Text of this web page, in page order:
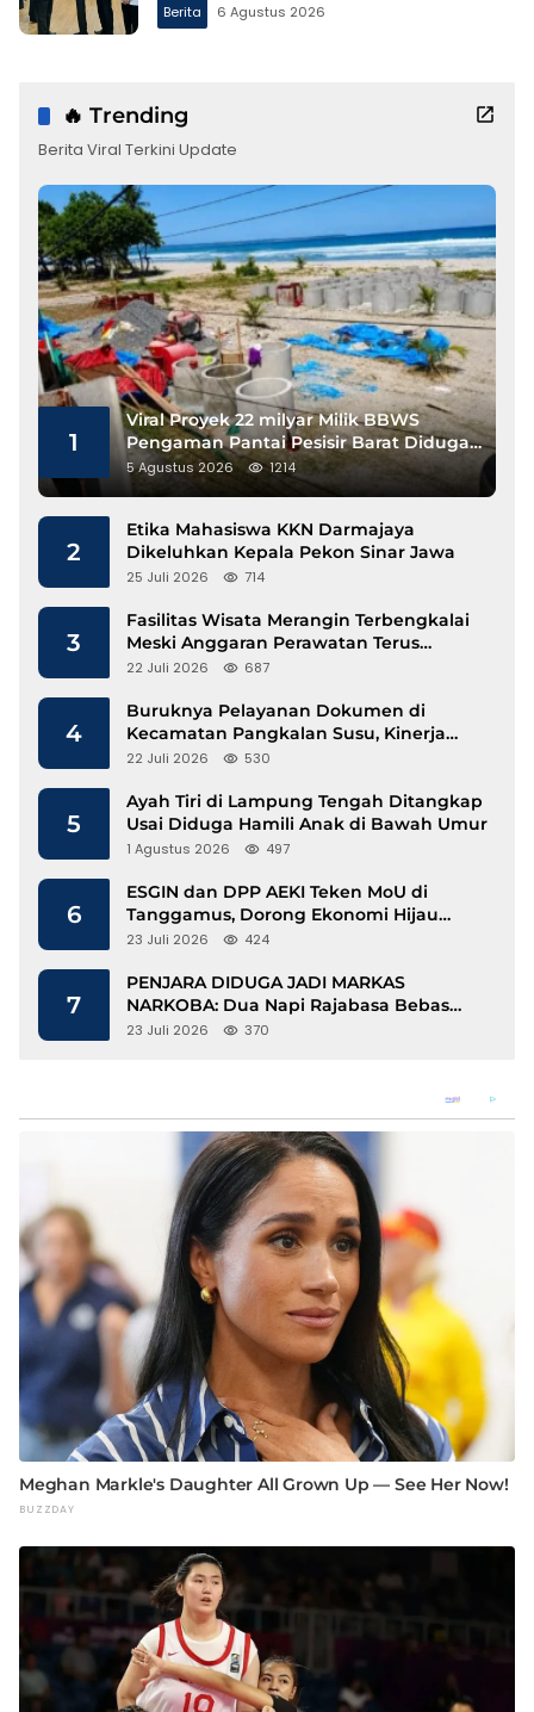
Berita 6 Agustus 2026
🔥 Trending
Berita Viral Terkini Update
1
Viral Proyek 22 milyar Milik BBWS
Pengaman Pantai Pesisir Barat Diduga
Gunakan Besi Banci
5 Agustus 2026 1214
2
Etika Mahasiswa KKN Darmajaya
Dikeluhkan Kepala Pekon Sinar Jawa
25 Juli 2026 714
3
Fasilitas Wisata Merangin Terbengkalai
Meski Anggaran Perawatan Terus
Mengalir
22 Juli 2026 687
4
Buruknya Pelayanan Dokumen di
Kecamatan Pangkalan Susu, Kinerja
Disdukcapil Langkat Disorot
22 Juli 2026 530
5
Ayah Tiri di Lampung Tengah Ditangkap
Usai Diduga Hamili Anak di Bawah Umur
1 Agustus 2026 497
6
ESGIN dan DPP AEKI Teken MoU di
Tanggamus, Dorong Ekonomi Hijau
Berbasis Kopi dan Perdagangan Karbon
23 Juli 2026 424
7
PENJARA DIDUGA JADI MARKAS
NARKOBA: Dua Napi Rajabasa Bebas
Gunakan HP, Muncul Dugaan
23 Juli 2026 370